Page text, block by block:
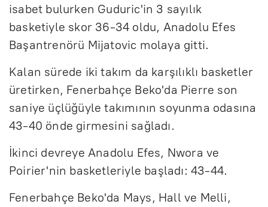
isabet bulurken Guduric'in 3 sayılık
basketiyle skor 36-34 oldu, Anadolu Efes
Başantrenörü Mijatovic molaya gitti.
Kalan sürede iki takım da karşılıklı basketler
üretirken, Fenerbahçe Beko'da Pierre son
saniye üçlüğüyle takımının soyunma odasına
43-40 önde girmesini sağladı.
İkinci devreye Anadolu Efes, Nwora ve
Poirier'nin basketleriyle başladı: 43-44.
Fenerbahçe Beko'da Mays, Hall ve Melli,